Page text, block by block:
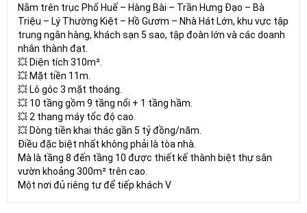
Nằm trên trục Phố Huế – Hàng Bài – Trần Hưng Đạo – Bà
Triệu – Lý Thường Kiệt – Hồ Gươm – Nhà Hát Lớn, khu vực tập
trung ngân hàng, khách sạn 5 sao, tập đoàn lớn và các doanh
nhân thành đạt.
💥 Diện tích 310m².
💥 Mặt tiền 11m.
💥 Lô góc 3 mặt thoáng.
💥 10 tầng gồm 9 tầng nổi + 1 tầng hầm.
💥 2 thang máy tốc độ cao.
💥 Dòng tiền khai thác gần 5 tỷ đồng/năm.
Điều đặc biệt nhất không phải là tòa nhà.
Mà là tầng 8 đến tầng 10 được thiết kế thành biệt thự sân
vườn khoảng 300m² trên cao.
Một nơi đủ riêng tư để tiếp khách V